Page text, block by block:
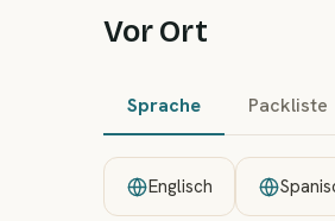
Vor Ort
Sprache Packliste
Englisch